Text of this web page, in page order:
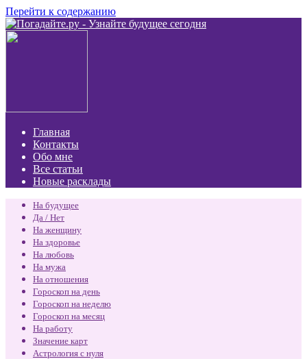
Перейти к содержанию
Главная
Контакты
Обо мне
Все статьи
Новые расклады
На будущее
Да / Нет
На женщину
На здоровье
На любовь
На мужа
На отношения
Гороскоп на день
Гороскоп на неделю
Гороскоп на месяц
На работу
Значение карт
Астрология с нуля